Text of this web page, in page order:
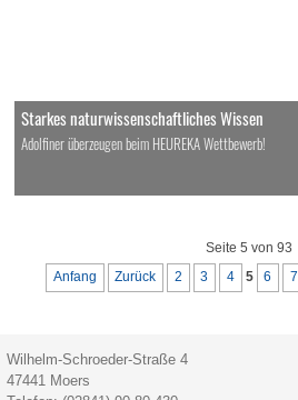
Starkes naturwissenschaftliches Wissen
Adolfiner überzeugen beim HEUREKA Wettbewerb!
Seite 5 von 93
Anfang Zurück 2 3 4 5 6 7
Wilhelm-Schroeder-Straße 4
47441 Moers